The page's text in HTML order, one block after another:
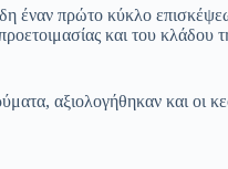
πρώτο κύκλο
και του κλάδου
αξιολογήθηκαν και οι